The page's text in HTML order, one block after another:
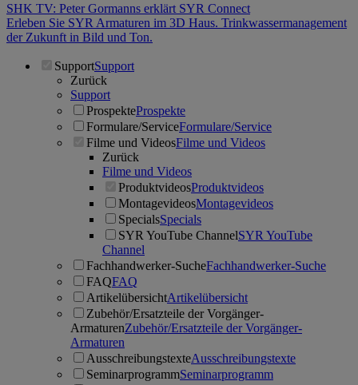
SHK TV: Peter Gormanns erklärt SYR Connect
Erleben Sie SYR Armaturen im 3D Haus. Trinkwassermanagement
der Zukunft in Bild und Ton.
SupportSupport
Zurück
Support
ProspekteProspekte
Formulare/ServiceFormulare/Service
Filme und VideosFilme und Videos
Zurück
Filme und Videos
ProduktvideosProduktvideos
MontagevideosMontagevideos
SpecialsSpecials
SYR YouTube ChannelSYR YouTube
Channel
Fachhandwerker-SucheFachhandwerker-Suche
FAQFAQ
ArtikelübersichtArtikelübersicht
Zubehör/Ersatzteile der Vorgänger-
ArmaturenZubehör/Ersatzteile der Vorgänger-
Armaturen
AusschreibungstexteAusschreibungstexte
SeminarprogrammSeminarprogramm